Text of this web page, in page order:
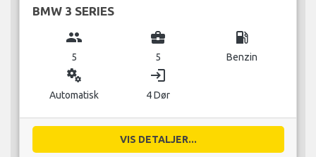
BMW 3 SERIES
group
5
business_center
5
local_gas_station
Benzin
miscellaneous_services
Automatisk
login
4 Dør
VIS DETALJER...